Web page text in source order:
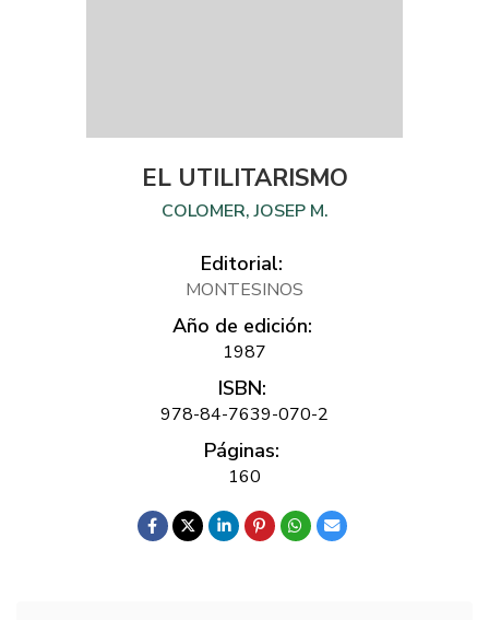
EL UTILITARISMO
COLOMER, JOSEP M.
Editorial:
MONTESINOS
Año de edición:
1987
ISBN:
978-84-7639-070-2
Páginas:
160